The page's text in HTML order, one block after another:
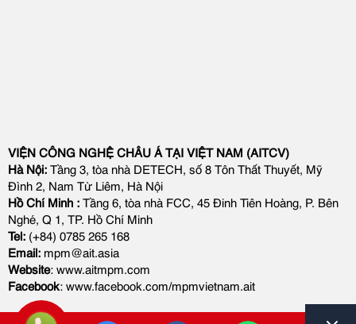
VIỆN CÔNG NGHỆ CHÂU Á TẠI VIỆT NAM (AITCV)
Hà Nội: Tầng 3, tòa nhà DETECH, số 8 Tôn Thất Thuyết, Mỹ
Đình 2, Nam Từ Liêm, Hà Nội
Hồ Chí Minh : Tầng 6, tòa nhà FCC, 45 Đinh Tiên Hoàng, P. Bên
Nghé, Q 1, TP. Hồ Chí Minh
Tel: (+84) 0785 265 168
Email: mpm@ait.asia
Website: www.aitmpm.com
Facebook: www.facebook.com/mpmvietnam.ait